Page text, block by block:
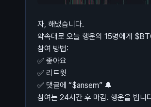
자, 해냈습니다.
약속대로 오늘 행운의 15명에게
참여 방법:
✅ 좋아요
✅ 리트윗
✅ 댓글에 “$ansem” 🔔
참여는 24시간 후 마감. 행운을 빕니